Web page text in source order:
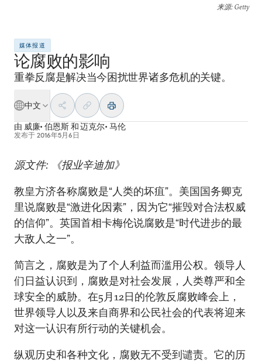
来源: Getty
媒体报道
论腐败的影响
重拳反腐是解决当今困扰世界诸多危机的关键。
中文
由 威廉• 伯恩斯和迈克尔• 马伦
发布于 2016年5月6日
源文件: 《报业辛迪加》
教皇方济各称腐败是“人类的坏疽”。美国国务卿克
里说腐败是“激进化因素”，因为它“摧毁对合法权威
的信仰”。英国首相卡梅伦说腐败是“时代进步的最
大敌人之一”。
简言之，腐败是为了个人利益而滥用公权。领导人
们日益认识到，腐败是对社会发展，人类尊严和全
球安全的威胁。在5月12日的伦敦反腐败峰会上，
世界领导人以及来自商界和公民社会的代表将迎来
对这一认识有所行动的关键机会。
纵观历史和各种文化，腐败无不受到谴责。它的历